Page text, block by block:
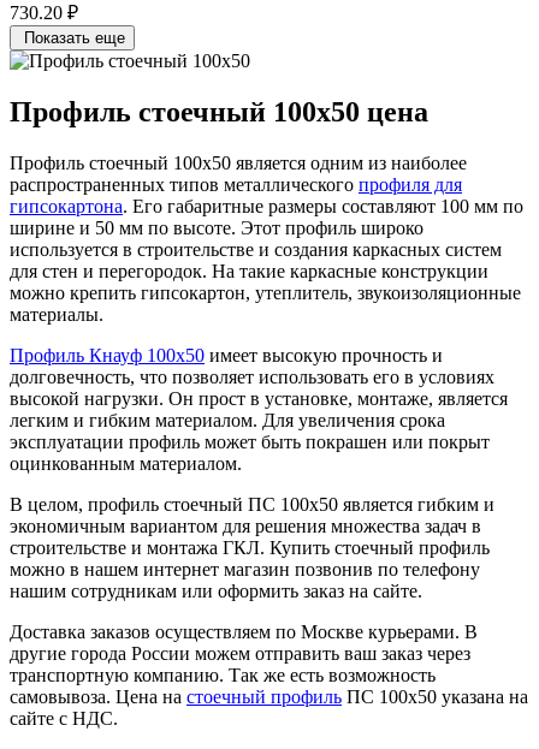
730.20 ₽
Показать еще
Профиль стоечный 100х50 цена
Профиль стоечный 100х50 является одним из наиболее
распространенных типов металлического профиля для
гипсокартона. Его габаритные размеры составляют 100 мм по
ширине и 50 мм по высоте. Этот профиль широко
используется в строительстве и создания каркасных систем
для стен и перегородок. На такие каркасные конструкции
можно крепить гипсокартон, утеплитель, звукоизоляционные
материалы.
Профиль Кнауф 100х50 имеет высокую прочность и
долговечность, что позволяет использовать его в условиях
высокой нагрузки. Он прост в установке, монтаже, является
легким и гибким материалом. Для увеличения срока
эксплуатации профиль может быть покрашен или покрыт
оцинкованным материалом.
В целом, профиль стоечный ПС 100х50 является гибким и
экономичным вариантом для решения множества задач в
строительстве и монтажа ГКЛ. Купить стоечный профиль
можно в нашем интернет магазин позвонив по телефону
нашим сотрудникам или оформить заказ на сайте.
Доставка заказов осуществляем по Москве курьерами. В
другие города России можем отправить ваш заказ через
транспортную компанию. Так же есть возможность
самовывоза. Цена на стоечный профиль ПС 100х50 указана на
сайте с НДС.